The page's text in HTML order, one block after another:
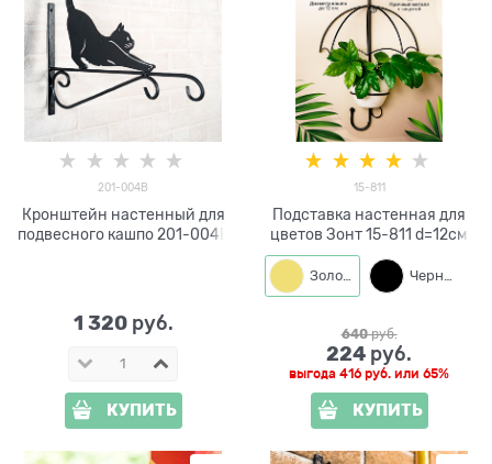
201-004B
Кронштейн настенный для
подвесного кашпо 201-004B
1 320 руб.
КУПИТЬ
15-811
Подставка настенная для
цветов Зонт 15-811 d=12см
Золото Черный
640 руб.
224 руб.
выгода 416 руб. или 65%
КУПИТЬ